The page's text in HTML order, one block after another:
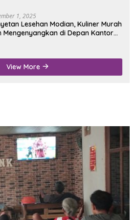
1, 2025
Lesehan Modian, Kuliner Murah
Mengenyangkan di Depan Kantor
View More